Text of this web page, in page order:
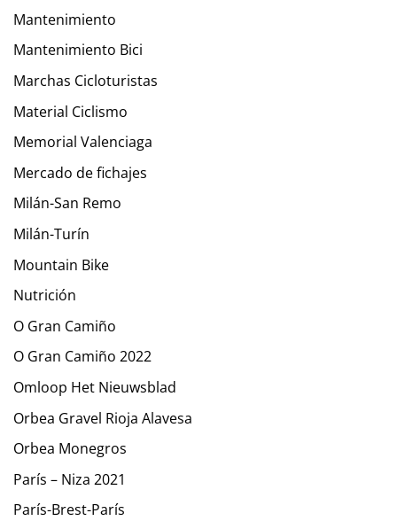
Mantenimiento
Mantenimiento Bici
Marchas Cicloturistas
Material Ciclismo
Memorial Valenciaga
Mercado de fichajes
Milán-San Remo
Milán-Turín
Mountain Bike
Nutrición
O Gran Camiño
O Gran Camiño 2022
Omloop Het Nieuwsblad
Orbea Gravel Rioja Alavesa
Orbea Monegros
París – Niza 2021
París-Brest-París